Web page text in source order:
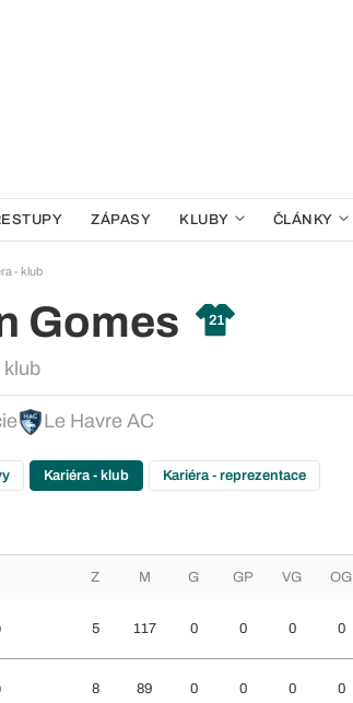
ZÁPASY KLUBY ČLÁNKY
- klub
Gomes 21
klub
Le Havre AC
Kariéra - klub Kariéra - reprezentace
Z M G GP VG OG
5 117 0 0 0 0
8 89 0 0 0 0